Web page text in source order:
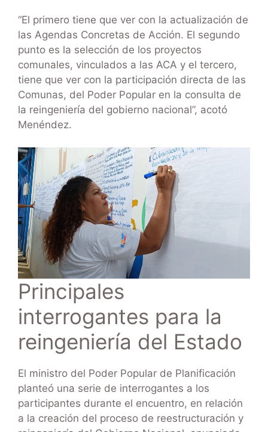
“El primero tiene que ver con la actualización de
las Agendas Concretas de Acción. El segundo
punto es la selección de los proyectos
comunales, vinculados a las ACA y el tercero,
tiene que ver con la participación directa de las
Comunas, del Poder Popular en la consulta de
la reingeniería del gobierno nacional”, acotó
Menéndez.
Principales
interrogantes para la
reingeniería del Estado
El ministro del Poder Popular de Planificación
planteó una serie de interrogantes a los
participantes durante el encuentro, en relación
a la creación del proceso de reestructuración y